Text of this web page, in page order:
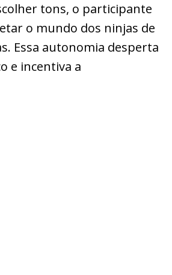
tons, o participante
o mundo dos ninjas de
Essa autonomia desperta
e incentiva a